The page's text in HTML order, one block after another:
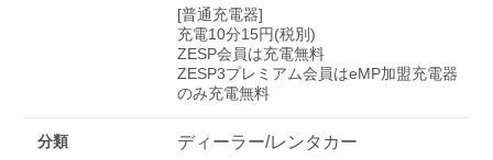
[普通充電器]
充電10分15円(税別)
ZESP会員は充電無料
ZESP3プレミアム会員はeMP加盟充電器
のみ充電無料
分類 ディーラー/レンタカー